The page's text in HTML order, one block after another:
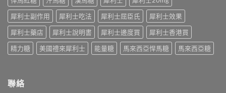
療
效
評
估〉
中
用
條
件、
風
險
何
同
時
解
決
夠？
破
解
「劑
量
尬」
犀利士副作用
犀利士吃法 犀利士屈臣氏
犀利士效果
犀利士藥店
犀利士說明書 犀利士邊度買
犀利士香港買
精力糖
美國禮來犀利士 能量糖 馬來西亞悍馬糖 馬來西亞糖
聯絡